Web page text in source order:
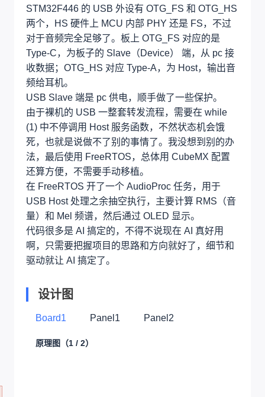
STM32F446 的 USB 外设有 OTG_FS 和 OTG_HS
两个，HS 硬件上 MCU 内部 PHY 还是 FS，不过
对于音频完全足够了。板上 OTG_FS 对应的是
Type-C，为板子的 Slave（Device） 端，从 pc 接
收数据；OTG_HS 对应 Type-A，为 Host，输出音
频给耳机。
USB Slave 端是 pc 供电，顺手做了一些保护。
由于裸机的 USB 一整套转发流程，需要在 while
(1) 中不停调用 Host 服务函数，不然状态机会饿
死，也就是说做不了别的事情了。我没想到别的办
法，最后使用 FreeRTOS，总体用 CubeMX 配置
还算方便，不需要手动移植。
在 FreeRTOS 开了一个 AudioProc 任务，用于
USB Host 处理之余抽空执行，主要计算 RMS（音
量）和 Mel 频谱，然后通过 OLED 显示。
代码很多是 AI 搞定的，不得不说现在 AI 真好用
啊，只需要把握项目的思路和方向就好了，细节和
驱动就让 AI 搞定了。
设计图
Board1 Panel1 Panel2
原理图 （1 / 2）